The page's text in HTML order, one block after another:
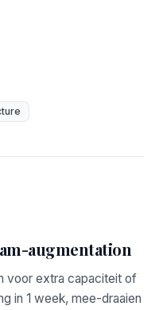
augmentation
voor extra capaciteit of
in 1 week, mee-draaien